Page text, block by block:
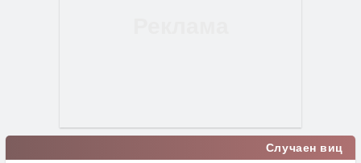
Случаен виц